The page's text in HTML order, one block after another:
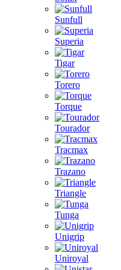
Sunfull
Superia
Tigar
Torero
Torque
Tourador
Tracmax
Trazano
Triangle
Tunga
Unigrip
Uniroyal